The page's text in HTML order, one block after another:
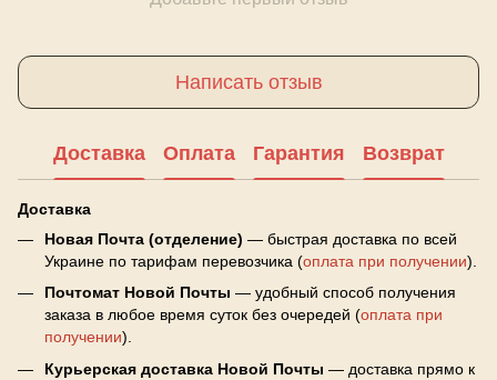
Написать отзыв
Доставка Оплата Гарантия Возврат
Доставка
Новая Почта (отделение) — быстрая доставка по всей
Украине по тарифам перевозчика (оплата при получении).
Почтомат Новой Почты — удобный способ получения
заказа в любое время суток без очередей (оплата при
получении).
Курьерская доставка Новой Почты — доставка прямо к